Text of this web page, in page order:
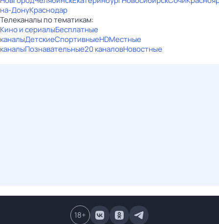
на-ДонуКраснодар
Телеканалы по тематикам:
Кино и сериалыБесплатные
каналыДетскиеСпортивныеHDМестные
каналыПознавательные20 каналовНовостные
18+